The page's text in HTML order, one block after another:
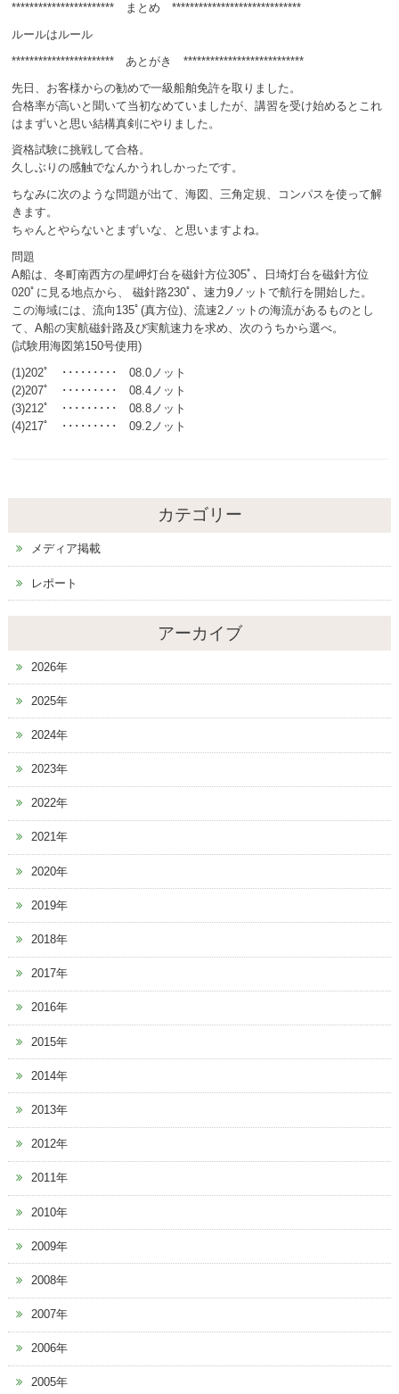
*********************** まとめ *****************************
ルールはルール
*********************** あとがき ***************************
先日、お客様からの勧めで一級船舶免許を取りました。
合格率が高いと聞いて当初なめていましたが、講習を受け始めるとこれ
はまずいと思い結構真剣にやりました。
資格試験に挑戦して合格。
久しぶりの感触でなんかうれしかったです。
ちなみに次のような問題が出て、海図、三角定規、コンパスを使って解
きます。
ちゃんとやらないとまずいな、と思いますよね。
問題
A船は、冬町南西方の星岬灯台を磁針方位305ﾟ、日埼灯台を磁針方位
020ﾟに見る地点から、 磁針路230ﾟ、速力9ノットで航行を開始した。
この海域には、流向135ﾟ(真方位)、流速2ノットの海流があるものとし
て、A船の実航磁針路及び実航速力を求め、次のうちから選べ。
(試験用海図第150号使用)
(1)202ﾟ ･････････ 08.0ノット
(2)207ﾟ ･････････ 08.4ノット
(3)212ﾟ ･････････ 08.8ノット
(4)217ﾟ ･････････ 09.2ノット
カテゴリー
メディア掲載
レポート
アーカイブ
2026年
2025年
2024年
2023年
2022年
2021年
2020年
2019年
2018年
2017年
2016年
2015年
2014年
2013年
2012年
2011年
2010年
2009年
2008年
2007年
2006年
2005年